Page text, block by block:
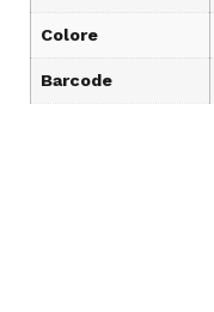
Colore
Barcode